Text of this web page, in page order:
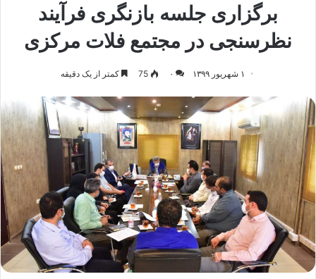
برگزاری جلسه بازنگری فرآیند
نظرسنجی در مجتمع فلات مرکزی
۱ شهریور ۱۳۹۹ ۰ 75 کمتر از یک دقیقه